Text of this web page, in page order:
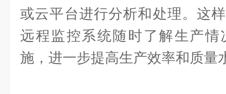
或云平台进行分析和处理。这
远程监控系统随时了解生产情
施，进一步提高生产效率和质量